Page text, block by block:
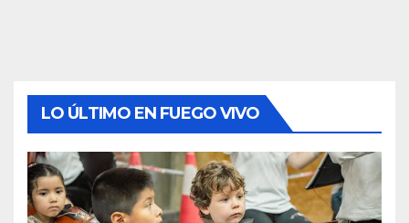
LO ÚLTIMO EN FUEGO VIVO